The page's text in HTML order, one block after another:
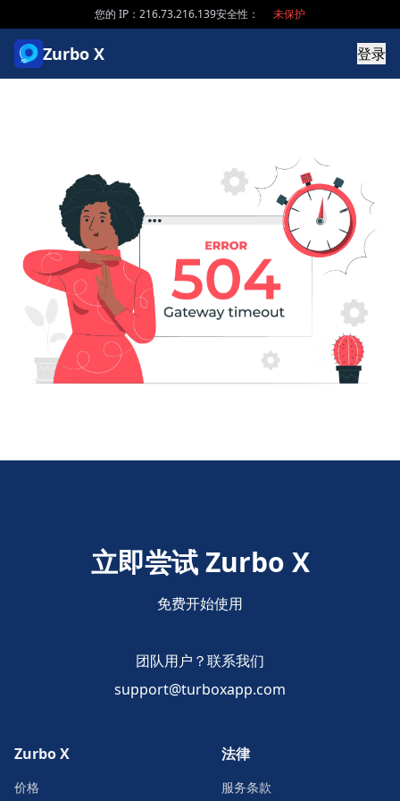
您的 IP：216.73.216.139安全性： 未保护
Zurbo X 登录
立即尝试 Zurbo X
免费开始使用
团队用户？联系我们
support@turboxapp.com
Zurbo X
价格
法律
服务条款